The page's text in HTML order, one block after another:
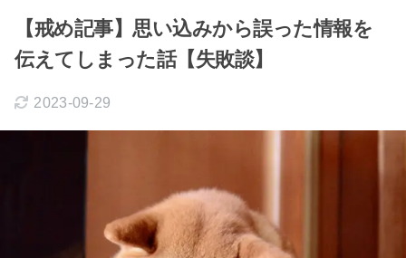
【戒め記事】思い込みから誤った情報を
伝えてしまった話【失敗談】
2023-09-29